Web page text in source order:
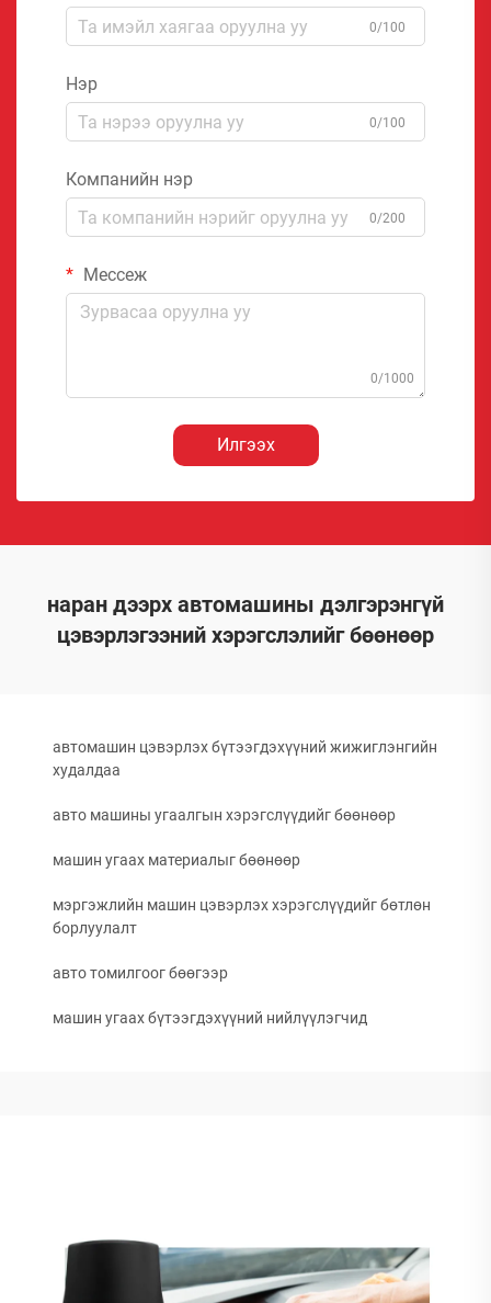
0/100
Нэр
0/100
Компанийн нэр
0/200
Мессеж
0/1000
Илгээх
наран дээрх автомашины дэлгэрэнгүй
цэвэрлэгээний хэрэгслэлийг бөөнөөр
автомашин цэвэрлэх бүтээгдэхүүний жижиглэнгийн
худалдаа
авто машины угаалгын хэрэгслүүдийг бөөнөөр
машин угаах материалыг бөөнөөр
мэргэжлийн машин цэвэрлэх хэрэгслүүдийг бөтлөн
борлуулалт
авто томилгоог бөөгээр
машин угаах бүтээгдэхүүний нийлүүлэгчид